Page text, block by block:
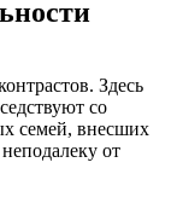
Здесь
со
семей, внесших
от